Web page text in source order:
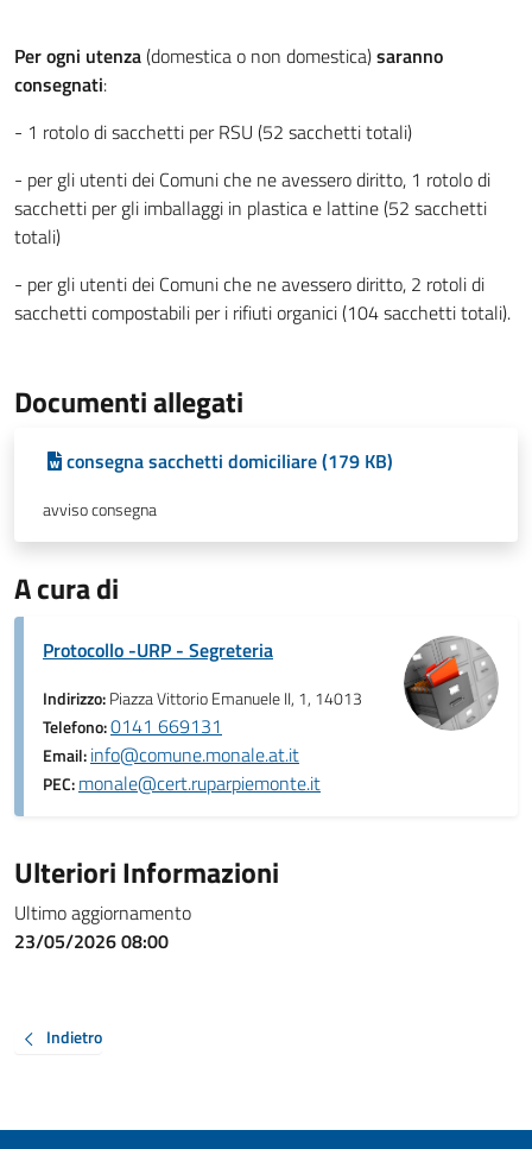
Per ogni utenza(domestica o non domestica)saranno
consegnati:
- 1 rotolo di sacchetti per RSU (52 sacchetti totali)
- per gli utenti dei Comuni che ne avessero diritto, 1 rotolo di
sacchetti per gli imballaggi in plastica e lattine (52 sacchetti
totali)
- per gli utenti dei Comuni che ne avessero diritto, 2 rotoli di
sacchetti compostabili per i rifiuti organici (104 sacchetti totali).
Documenti allegati
consegna sacchetti domiciliare (179 KB)
avviso consegna
A cura di
Protocollo -URP - Segreteria
Indirizzo:Piazza Vittorio Emanuele II, 1, 14013
Telefono:0141 669131
Email:info@comune.monale.at.it
PEC:monale@cert.ruparpiemonte.it
Ulteriori Informazioni
Ultimo aggiornamento
23/05/2026 08:00
Indietro